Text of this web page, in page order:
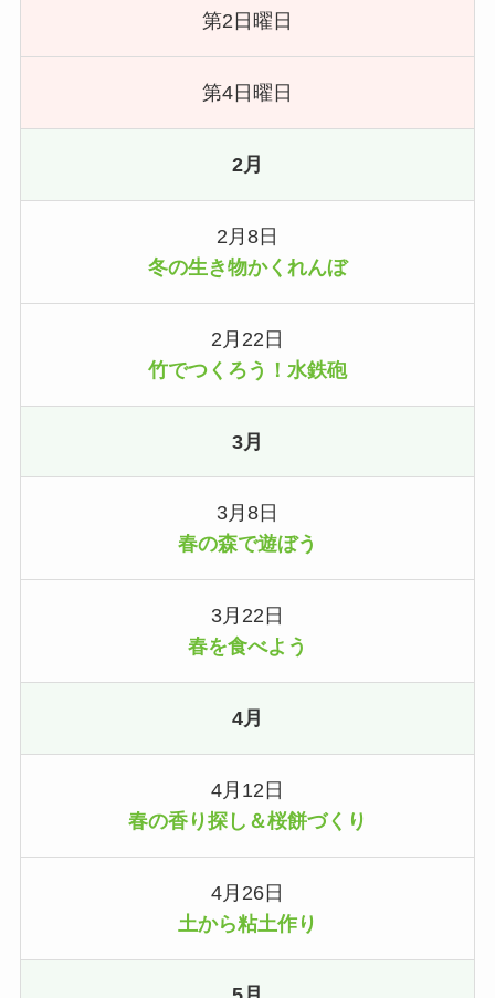
第2日曜日
第4日曜日
2月
2月8日
冬の生き物かくれんぼ
2月22日
竹でつくろう！水鉄砲
3月
3月8日
春の森で遊ぼう
3月22日
春を食べよう
4月
4月12日
春の香り探し＆桜餅づくり
4月26日
土から粘土作り